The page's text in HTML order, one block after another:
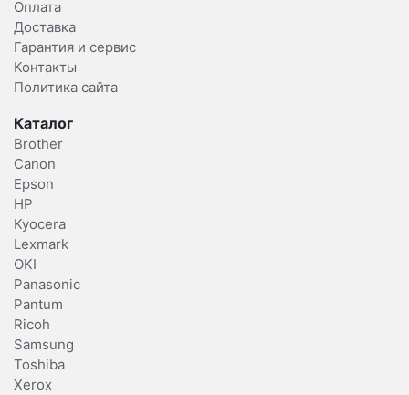
Оплата
Доставка
Гарантия и сервис
Контакты
Политика сайта
Каталог
Brother
Canon
Epson
HP
Kyocera
Lexmark
OKI
Panasonic
Pantum
Ricoh
Samsung
Toshiba
Xerox